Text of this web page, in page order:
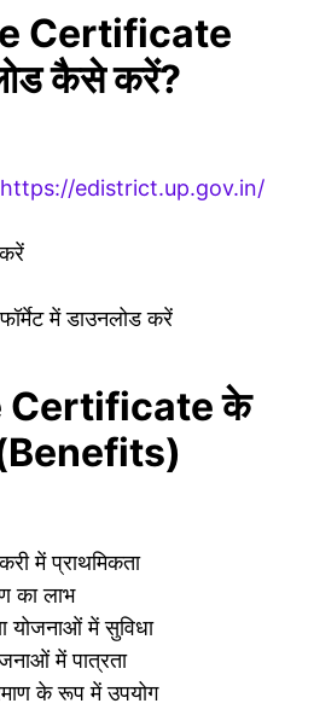
Certificate
कैसे करें?
https://edistrict.up.gov.in/
में डाउनलोड करें
Certificate के
में प्राथमिकता
का लाभ
योजनाओं में सुविधा
में पात्रता
के रूप में उपयोग